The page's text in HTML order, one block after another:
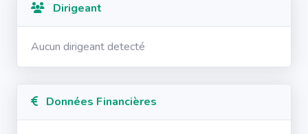
Dirigeant
Aucun dirigeant detecté
Données Financières